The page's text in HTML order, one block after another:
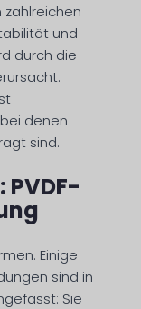
und
durch die
denen
sind.
Einige
sind in
Sie